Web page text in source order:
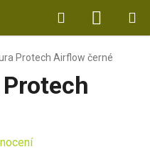
Hledat
KOŠÍK
Protech Airflow černé